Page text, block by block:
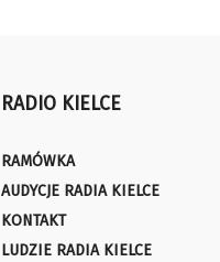
RADIO KIELCE
RAMÓWKA
AUDYCJE RADIA KIELCE
KONTAKT
LUDZIE RADIA KIELCE